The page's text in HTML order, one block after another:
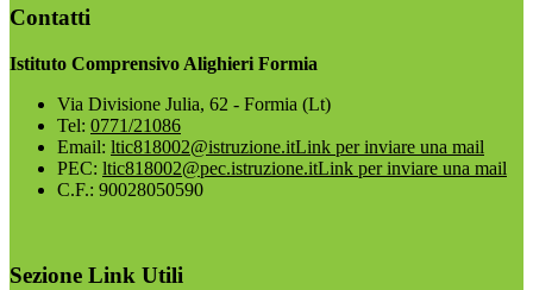
Contatti
Istituto Comprensivo Alighieri Formia
Via Divisione Julia, 62 - Formia (Lt)
Tel: 0771/21086
Email: ltic818002@istruzione.itLink per inviare una mail
PEC: ltic818002@pec.istruzione.itLink per inviare una mail
C.F.: 90028050590
Sezione Link Utili